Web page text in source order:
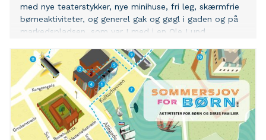
med nye teaterstykker, nye minihuse, fri leg, skærmfrie
børneaktiviteter, og generel gak og gøgl i gaden og på
markedspladsen, som var I med i en Ole Lund
år, har været en kæmpe succes og var medvirkende til,
at Frilandsmuseets besøgstal steg med 27,5%.